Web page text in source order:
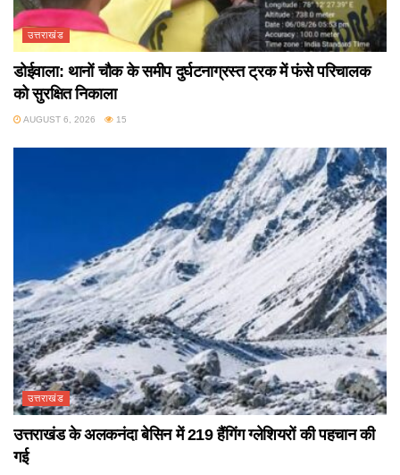
उत्तराखंड
डोईवाला: थानों चौक के समीप दुर्घटनाग्रस्त ट्रक में फंसे परिचालक
को सुरक्षित निकाला
AUGUST 6, 2026 15
उत्तराखंड
उत्तराखंड के अलकनंदा बेसिन में 219 हैंगिंग ग्लेशियरों की पहचान की
गई